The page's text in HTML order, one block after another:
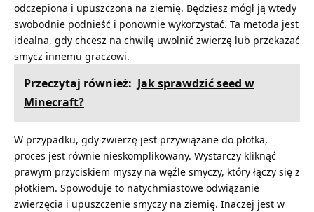
odczepiona i upuszczona na ziemię. Będziesz mógł ją wtedy
swobodnie podnieść i ponownie wykorzystać. Ta metoda jest
idealna, gdy chcesz na chwilę uwolnić zwierzę lub przekazać
smycz innemu graczowi.
Przeczytaj również: Jak sprawdzić seed w
Minecraft?
W przypadku, gdy zwierzę jest przywiązane do płotka,
proces jest równie nieskomplikowany. Wystarczy kliknąć
prawym przyciskiem myszy na węźle smyczy, który łączy się z
płotkiem. Spowoduje to natychmiastowe odwiązanie
zwierzęcia i upuszczenie smyczy na ziemię. Inaczej jest w